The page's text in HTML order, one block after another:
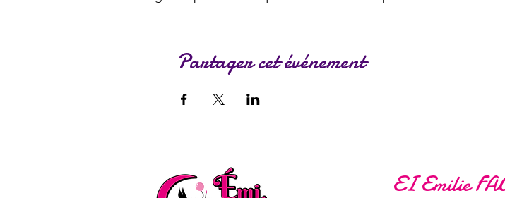
Partager cet événement
EI Emilie